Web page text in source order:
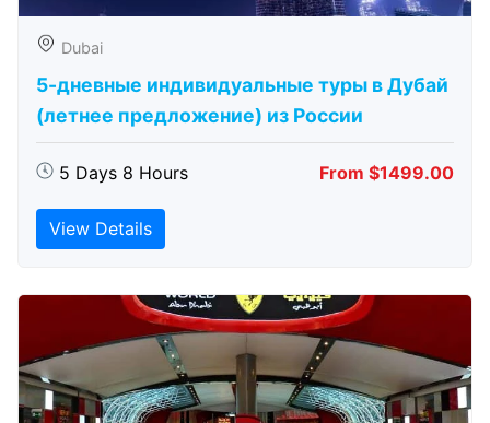
Dubai
5-дневные индивидуальные туры в Дубай
(летнее предложение) из России
5 Days 8 Hours From $1499.00
View Details